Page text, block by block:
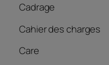
Cadrage
Cahier des charges
Care